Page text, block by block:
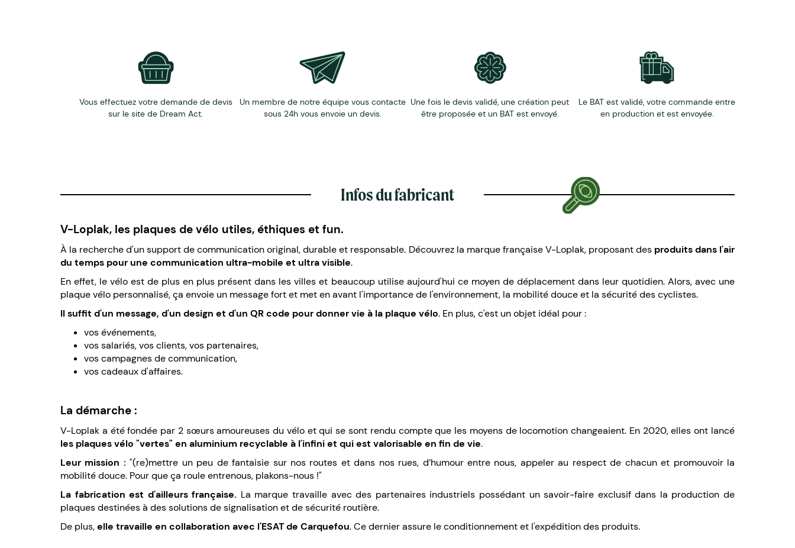
Vous effectuez votre demande de devis
sur le site de Dream Act.
Un membre de notre équipe vous contacte
sous 24h vous envoie un devis.
Une fois le devis validé, une création peut
être proposée et un BAT est envoyé.
Le BAT est validé, votre commande entre
en production et est envoyée.
Infos du fabricant
V-Loplak, les plaques de vélo utiles, éthiques et fun.
À la recherche d'un support de communication original, durable et responsable. Découvrez la marque française V-Loplak, proposant des produits dans l'air
du temps pour une communication ultra-mobile et ultra visible.
En effet, le vélo est de plus en plus présent dans les villes et beaucoup utilise aujourd'hui ce moyen de déplacement dans leur quotidien. Alors, avec une
plaque vélo personnalisé, ça envoie un message fort et met en avant l'importance de l'environnement, la mobilité douce et la sécurité des cyclistes.
Il suffit d'un message, d'un design et d'un QR code pour donner vie à la plaque vélo. En plus, c'est un objet idéal pour :
vos événements,
vos salariés, vos clients, vos partenaires,
vos campagnes de communication,
vos cadeaux d'affaires.
La démarche :
V-Loplak a été fondée par 2 sœurs amoureuses du vélo et qui se sont rendu compte que les moyens de locomotion changeaient. En 2020, elles ont lancé
les plaques vélo "vertes" en aluminium recyclable à l'infini et qui est valorisable en fin de vie.
Leur mission : "(re)mettre un peu de fantaisie sur nos routes et dans nos rues, d’humour entre nous, appeler au respect de chacun et promouvoir la
mobilité douce. Pour que ça roule entrenous, plakons-nous !"
La fabrication est d'ailleurs française. La marque travaille avec des partenaires industriels possédant un savoir-faire exclusif dans la production de
plaques destinées à des solutions de signalisation et de sécurité routière.
De plus,elle travaille en collaboration avec l'ESAT de Carquefou. Ce dernier assure le conditionnement et l'expédition des produits.